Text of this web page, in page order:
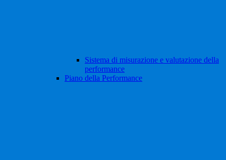
Sistema di misurazione e valutazione della
performance
Piano della Performance